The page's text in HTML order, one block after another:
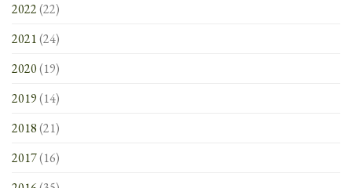
2022(22)
2021(24)
2020(19)
2019(14)
2018(21)
2017(16)